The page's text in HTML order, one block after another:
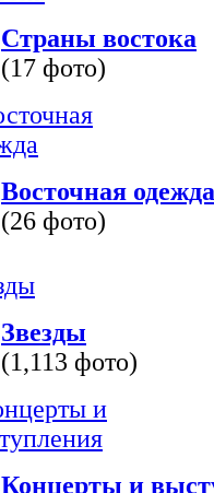
Страны востока
(17 фото)
Восточная одежда
(26 фото)
Звезды
(1,113 фото)
Концерты и